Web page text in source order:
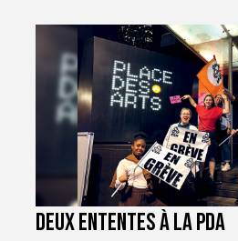
Deux ententes à la PDA